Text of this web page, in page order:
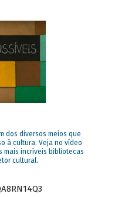
dos diversos meios que
à cultura. Veja no vídeo
mais incríveis bibliotecas
cultural.